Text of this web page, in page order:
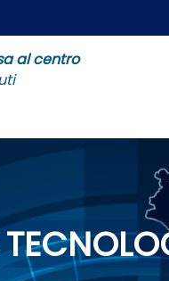
al centro